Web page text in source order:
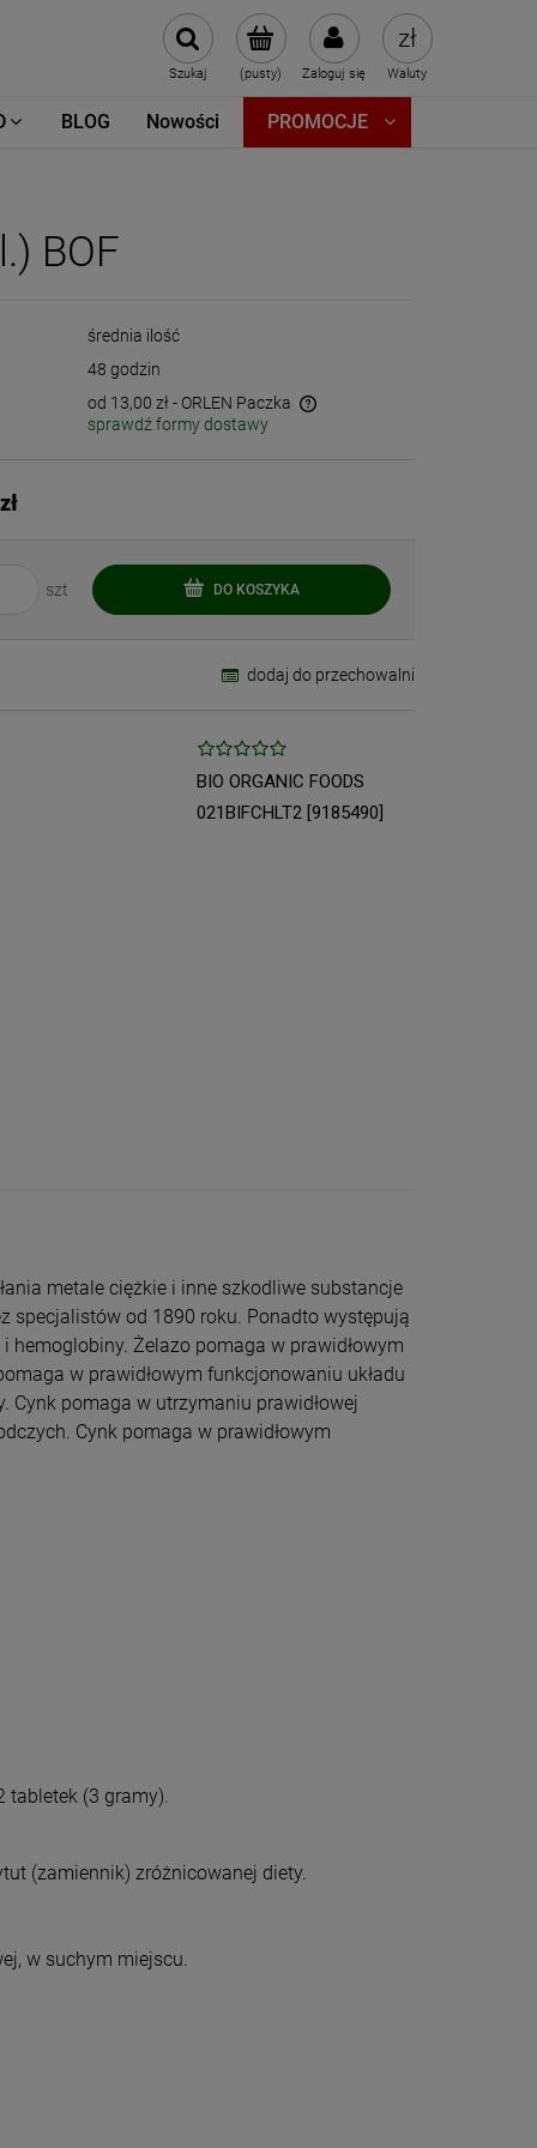
(pusty) Zaloguj się
Szukaj Waluty
BLOG Nowości PROMOCJE
BOF
średnia ilość
48 godzin
od 13,00 zł - ORLEN Paczka
sprawdź formy dostawy
szt DO KOSZYKA
dodaj do przechowalni
BIO ORGANIC FOODS
021BIFCHLT2 [9185490]
metale ciężkie i inne szkodliwe substancje
specjalistów od 1890 roku. Ponadto występują
hemoglobiny. Żelazo pomaga w prawidłowym
w prawidłowym funkcjonowaniu układu
Cynk pomaga w utrzymaniu prawidłowej
Cynk pomaga w prawid­łowym
tabletek (3 gramy).
(zamiennik) zróżnicowanej diety.
w suchym miejscu.